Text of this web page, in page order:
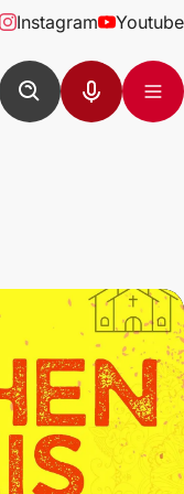
Instagram Youtube